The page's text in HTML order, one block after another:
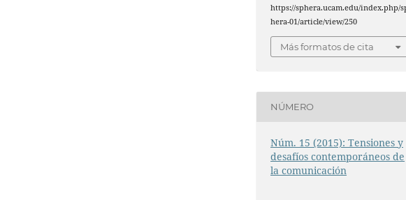
https://sphera.ucam.edu/index.php/
hera-01/article/view/250
Más formatos de cita
NÚMERO
Núm. 15 (2015): Tensiones y
desafíos contemporáneos de
la comunicación